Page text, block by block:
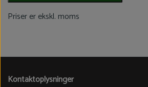
Priser er ekskl. moms
Kontaktoplysninger